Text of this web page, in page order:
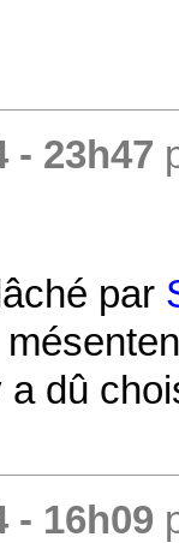
- 23h47
par
dû
- 16h09